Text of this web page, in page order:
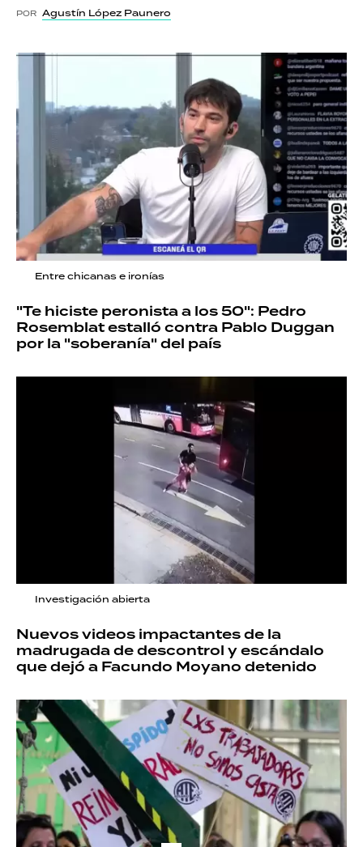
POR Agustín López Paunero
Entre chicanas e ironías
"Te hiciste peronista a los 50": Pedro
Rosemblat estalló contra Pablo Duggan
por la "soberanía" del país
Investigación abierta
Nuevos videos impactantes de la
madrugada de descontrol y escándalo
que dejó a Facundo Moyano detenido